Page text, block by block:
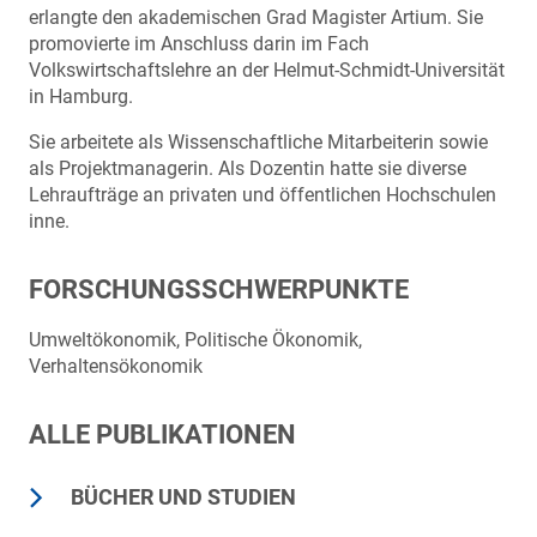
erlangte den akademischen Grad Magister Artium. Sie
promovierte im Anschluss darin im Fach
Volkswirtschaftslehre an der Helmut-Schmidt-Universität
in Hamburg.
Sie arbeitete als Wissenschaftliche Mitarbeiterin sowie
als Projektmanagerin. Als Dozentin hatte sie diverse
Lehraufträge an privaten und öffentlichen Hochschulen
inne.
FORSCHUNGSSCHWERPUNKTE
Umweltökonomik, Politische Ökonomik,
Verhaltensökonomik
ALLE PUBLIKATIONEN
BÜCHER UND STUDIEN